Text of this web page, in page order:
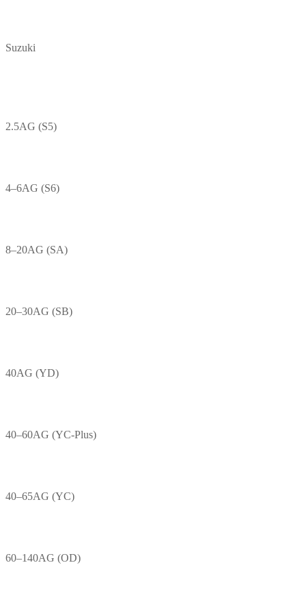
Suzuki
2.5AG (S5)
4–6AG (S6)
8–20AG (SA)
20–30AG (SB)
40AG (YD)
40–60AG (YC-Plus)
40–65AG (YC)
60–140AG (OD)